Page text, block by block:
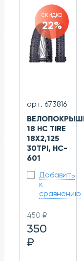
скидка
22%
арт. 673816
18 HC TIRE
18X2,125
30TPI, HC-
601
Добавить
к
сравнению
450 ₽
350
₽